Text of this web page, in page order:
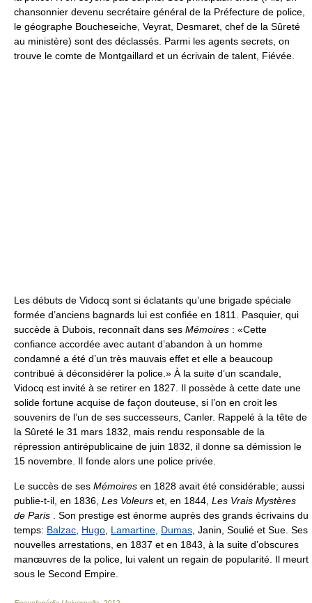
chansonnier devenu secrétaire général de la Préfecture de police,
le géographe Boucheseiche, Veyrat, Desmaret, chef de la Sûreté
au ministère) sont des déclassés. Parmi les agents secrets, on
trouve le comte de Montgaillard et un écrivain de talent, Fiévée.
Les débuts de Vidocq sont si éclatants qu’une brigade spéciale
formée d’anciens bagnards lui est confiée en 1811. Pasquier, qui
succède à Dubois, reconnaît dans ses Mémoires : «Cette
confiance accordée avec autant d’abandon à un homme
condamné a été d’un très mauvais effet et elle a beaucoup
contribué à déconsidérer la police.» À la suite d’un scandale,
Vidocq est invité à se retirer en 1827. Il possède à cette date une
solide fortune acquise de façon douteuse, si l’on en croit les
souvenirs de l’un de ses successeurs, Canler. Rappelé à la tête de
la Sûreté le 31 mars 1832, mais rendu responsable de la
répression antirépublicaine de juin 1832, il donne sa démission le
15 novembre. Il fonde alors une police privée.
Le succès de ses Mémoires en 1828 avait été considérable; aussi
publie-t-il, en 1836, Les Voleurs et, en 1844, Les Vrais Mystères
de Paris . Son prestige est énorme auprès des grands écrivains du
temps: Balzac Hugo Lamartine Dumas , Janin, Soulié et Sue. Ses
nouvelles arrestations, en 1837 et en 1843, à la suite d’obscures
manœuvres de la police, lui valent un regain de popularité. Il meurt
sous le Second Empire.